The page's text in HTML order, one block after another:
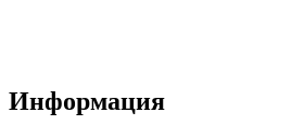
Информация